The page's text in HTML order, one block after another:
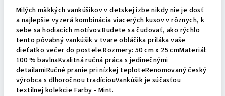
Milých mäkkých vankúšikov v detskej izbe nikdy nie je dosť
a najlepšie vyzerá kombinácia viacerých kusov v rôznych, k
sebe sa hodiacich motívov.Budete sa čudovať, ako rýchlo
tento pôvabný vankúšik v tvare obláčika priláka vaše
dieťatko večer do postele.Rozmery: 50 cm x 25 cmMateriál:
100 % bavlnaKvalitná ručná práca s jedinečnými
detailamiRučné pranie pri nízkej teploteRenomovaný český
výrobca s dlhoročnou tradíciouVankúšik je súčasťou
textilnej kolekcie Farby - Mint.